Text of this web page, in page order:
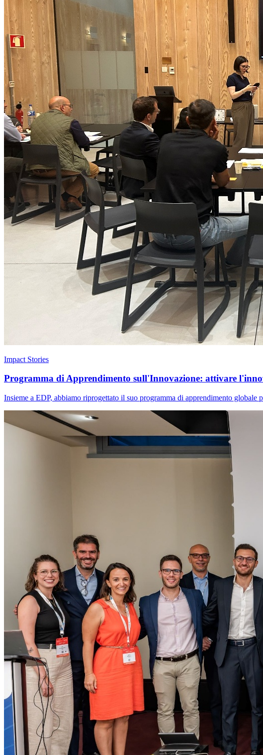
Impact Stories
Programma di Apprendimento sull'Innovazione: attivare
Insieme a EDP, abbiamo riprogettato il suo programma di apprendimento